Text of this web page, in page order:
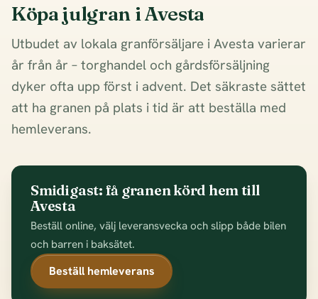
Köpa julgran i Avesta
Utbudet av lokala granförsäljare i Avesta varierar
år från år – torghandel och gårdsförsäljning
dyker ofta upp först i advent. Det säkraste sättet
att ha granen på plats i tid är att beställa med
hemleverans.
Smidigast: få granen körd hem till
Avesta
Beställ online, välj leveransvecka och slipp både bilen
och barren i baksätet.
Beställ hemleverans